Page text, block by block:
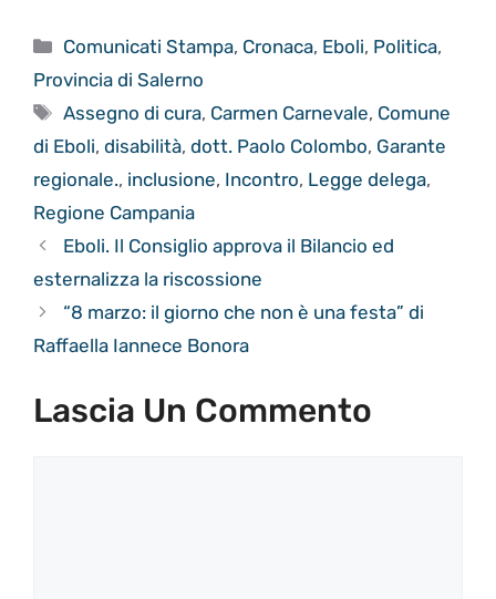
Categorie
Comunicati Stampa, Cronaca, Eboli, Politica,
Provincia di Salerno
Tag
Assegno di cura, Carmen Carnevale, Comune
di Eboli, disabilità, dott. Paolo Colombo, Garante
regionale., inclusione, Incontro, Legge delega,
Regione Campania
Eboli. Il Consiglio approva il Bilancio ed
esternalizza la riscossione
“8 marzo: il giorno che non è una festa” di
Raffaella Iannece Bonora
Lascia Un Commento